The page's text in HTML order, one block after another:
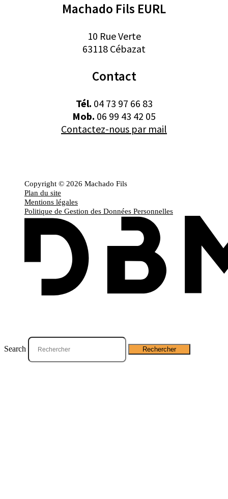
Machado Fils EURL
10 Rue Verte
63118 Cébazat
Contact
Tél. 04 73 97 66 83
Mob. 06 99 43 42 05
Contactez-nous par mail
Copyright © 2026 Machado Fils
Plan du site
Mentions légales
Politique de Gestion des Données Personnelles
Search Rechercher